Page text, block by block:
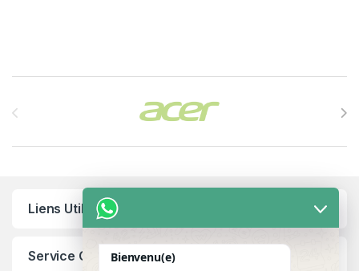
Liens Utiles
Service ClientBienvenu(e)